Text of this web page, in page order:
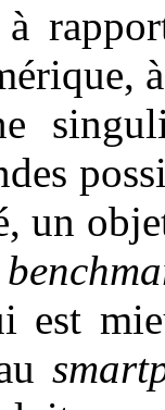
à
un
est